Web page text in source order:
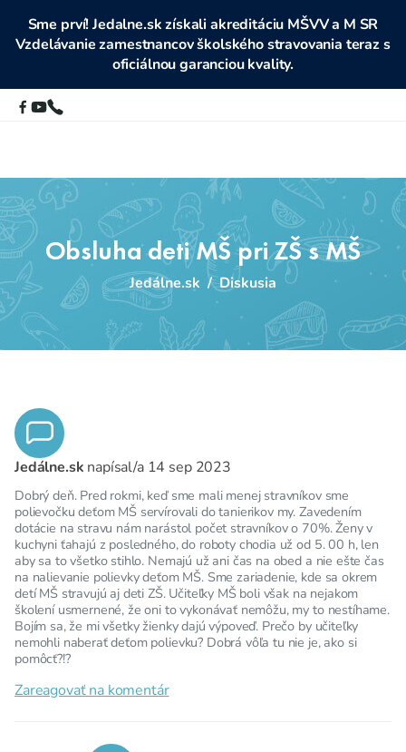
Sme prví! Jedalne.sk získali akreditáciu MŠVV a M SR
Vzdelávanie zamestnancov školského stravovania teraz s
oficiálnou garanciou kvality.
Obsluha deti MŠ pri ZŠ s MŠ
Jedálne.sk / Diskusia
Jedálne.sk napísal/a 14 sep 2023
Dobrý deň. Pred rokmi, keď sme mali menej stravníkov sme
polievočku deťom MŠ servírovali do tanierikov my. Zavedením
dotácie na stravu nám narástol počet stravníkov o 70%. Ženy v
kuchyni ťahajú z posledného, do roboty chodia už od 5. 00 h, len
aby sa to všetko stihlo. Nemajú už ani čas na obed a nie ešte čas
na nalievanie polievky deťom MŠ. Sme zariadenie, kde sa okrem
detí MŠ stravujú aj deti ZŠ. Učiteľky MŠ boli však na nejakom
školení usmernené, že oni to vykonávať nemôžu, my to nestíhame.
Bojím sa, že mi všetky žienky dajú výpoveď. Prečo by učiteľky
nemohli naberať deťom polievku? Dobrá vôľa tu nie je, ako si
pomôcť?!?
Zareagovať na komentár